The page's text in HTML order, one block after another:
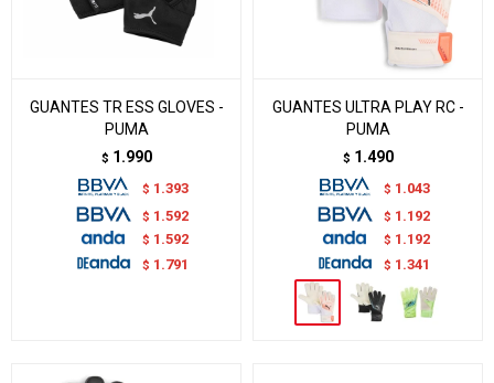
GUANTES TR ESS GLOVES -
PUMA
$ 1.990
$ 1.393
$ 1.592
$ 1.592
$ 1.791
GUANTES ULTRA PLAY RC -
PUMA
$ 1.490
$ 1.043
$ 1.192
$ 1.192
$ 1.341